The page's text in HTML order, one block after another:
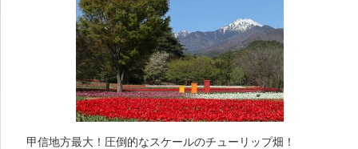
甲信地方最大！圧倒的なスケールのチューリップ畑！